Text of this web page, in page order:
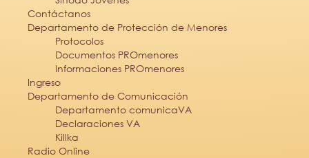
Contáctanos
Departamento de Protección de Menores
Protocolos
Documentos PROmenores
Informaciones PROmenores
Ingreso
Departamento de Comunicación
Departamento comunicaVA
Declaraciones VA
Killka
Radio Online